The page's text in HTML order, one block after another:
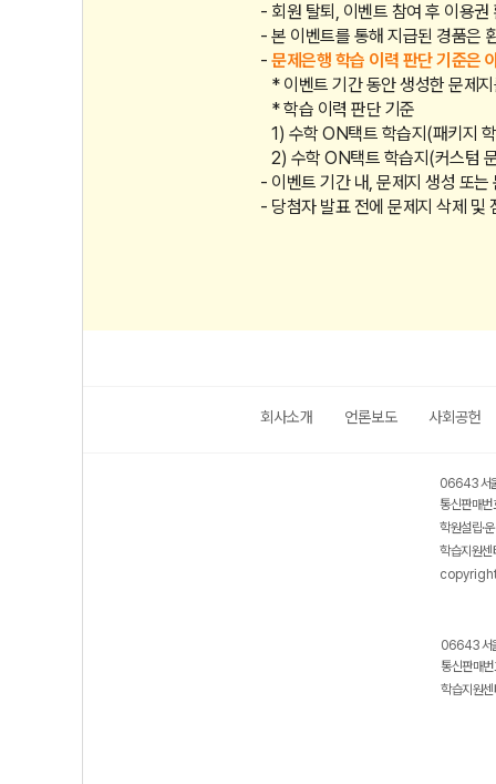
회원 탈퇴, 이벤트 참여 후 이용
본 이벤트를 통해 지급된 경품은
문제은행 학습 이력 판단 기준은
* 이벤트 기간 동안 생성한 문제
* 학습 이력 판단 기준
1) 수학 ON택트 학습지(패키지
2) 수학 ON택트 학습지(커스텀
이벤트 기간 내, 문제지 생성 또
당첨자 발표 전에 문제지 삭제 및
회사소개 언론보도 사회공헌
06643 서
통신판매
학원설립·
학습지원
06643 서
통신판매
학습지원